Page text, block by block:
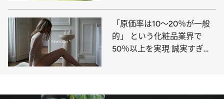
「原価率は10～20％が一般
的」 という化粧品業界で
50％以上を実現 誠実すぎる